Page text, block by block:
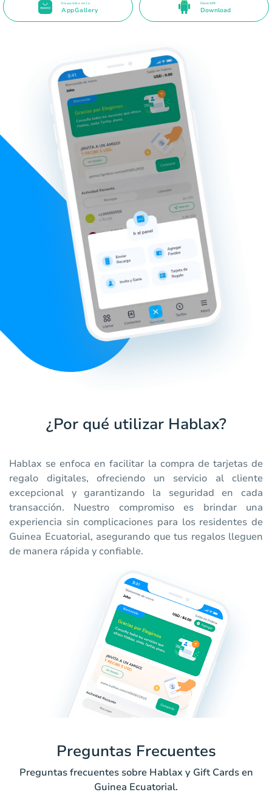
Disponible en la
AppGallery
Direct APK
Download
¿Por qué utilizar Hablax?
Hablax se enfoca en facilitar la compra de tarjetas de
regalo digitales, ofreciendo un servicio al cliente
excepcional y garantizando la seguridad en cada
transacción. Nuestro compromiso es brindar una
experiencia sin complicaciones para los residentes de
Guinea Ecuatorial, asegurando que tus regalos lleguen
de manera rápida y confiable.
Preguntas Frecuentes
Preguntas frecuentes sobre Hablax y Gift Cards en
Guinea Ecuatorial.